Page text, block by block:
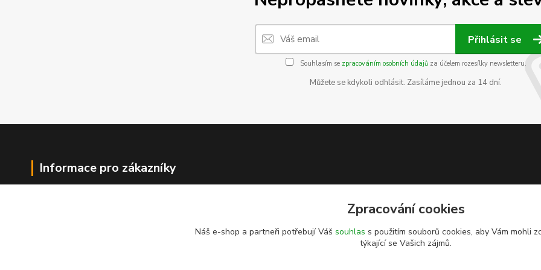
Přihlásit se
Souhlasím se zpracováním osobních údajůza účelem rozesílky newsletteru.
Můžete se kdykoli odhlásit. Zasíláme jednou za 14 dní.
Informace pro zákazníky
Zpracování cookies
Náš e-shop a partneři potřebují Váš souhlas s použitím souborů cookies, aby Vám mohli
týkající se Vašich zájmů.